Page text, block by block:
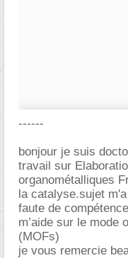
------
bonjour je suis
travail sur
organométalliques
la catalyse.sujet
faute de
m’aide sur le mode
(MOFs)
je vous remercie